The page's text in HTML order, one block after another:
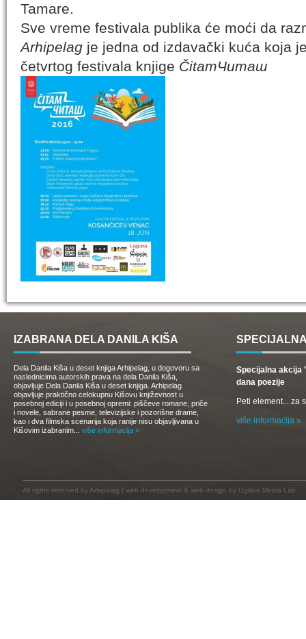
Tamare.
Sve vreme festivala publika će moći da
Arhipelag je jedna od izdavački kuća koja
četvrtog festivala knjige ČitamЧиташ
IZABRANA DELA DANILA KIŠA
Dela Danila Kiša u deset knjiga Arhipelag, u dogovoru sa
naslednicima autorskih prava na dela Danila Kiša,
objavljuje Dela Danila Kiša u deset knjiga. Arhipelag
objavljuje praktično celokupnu Kišovu književnost u
posebnoj ediciji i u posebnoj opremi: piščeve romane, priče
i novele, sabrane pesme, televizijske i pozorišne drame,
kao i dva filmska scenarija koja ranije nisu objavljivana u
Kišovim izabranim... više informacija »
Specijalna akcija
dana poezije
Peti element... za
više informacija »
All rights reserved by Arhipelag | web development & web design by Ogitive Media Lab